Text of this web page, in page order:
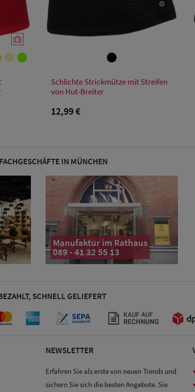
Einheitsgröße
Schlichte Strickmütze mit Streifen
von Hut-Breiter
12,99 €
IN MÜNCHEN
Manufaktur im Rathaus
089 - 41 32 55 13
SCHNELL GELIEFERT
NEWSLETTER
Erfahren Sie als erste von neuen Trends und
sichern Sie sich die besten Angebote. Sie